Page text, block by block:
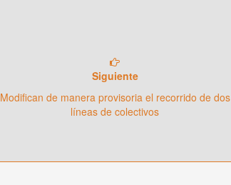
Siguiente
Modifican de manera provisoria el recorrido de dos
líneas de colectivos